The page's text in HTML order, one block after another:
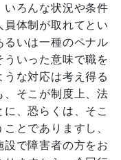
いろんな状況や条件
体制が取れてとい
るいは一種のペナル
いった意味で職を
な対応は考え得る
、そこが制度上、法
、恐らくは、そこ
とでありますし、
で障害者の方をお